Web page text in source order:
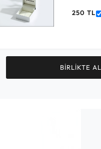
250 TL
BİRLİKTE AL